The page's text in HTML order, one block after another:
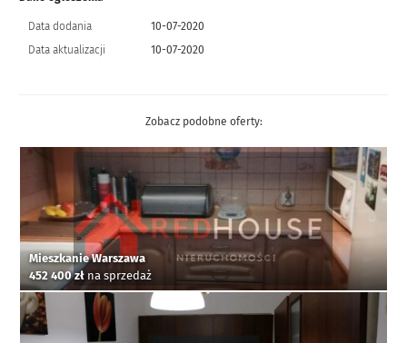
Data dodania
10-07-2020
Data aktualizacji
10-07-2020
Zobacz podobne oferty:
Mieszkanie Warszawa
452 400 zł na sprzedaż